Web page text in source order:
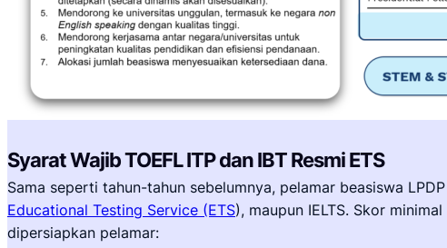
Syarat Wajib TOEFL ITP dan IBT Resmi ETS
Sama seperti tahun-tahun sebelumnya, pelamar beasiswa
Educational Testing Service (ETS), maupun IELTS. Skor
dipersiapkan pelamar: